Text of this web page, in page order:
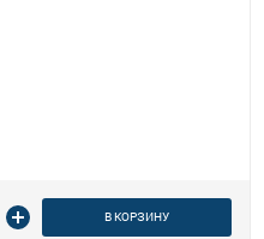
В КОРЗИНУ